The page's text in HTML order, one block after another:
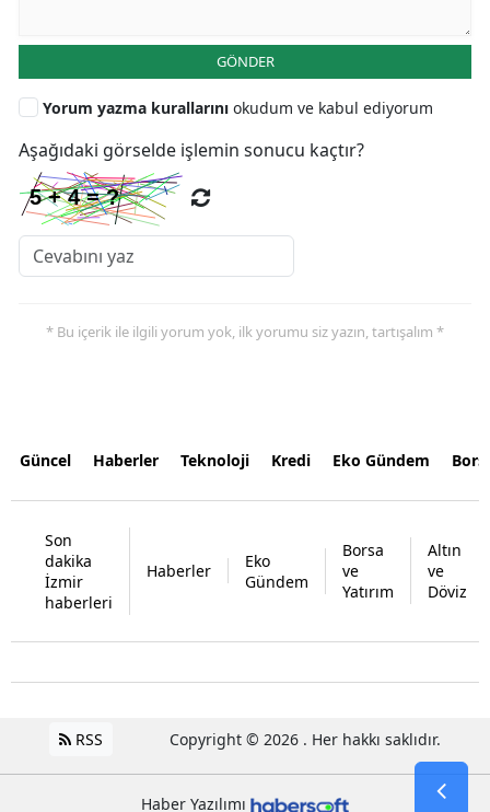
GÖNDER
Yorum yazma kurallarını okudum ve kabul ediyorum
Aşağıdaki görselde işlemin sonucu kaçtır?
* Bu içerik ile ilgili yorum yok, ilk yorumu siz yazın, tartışalım *
Güncel Haberler Teknoloji Kredi Eko Gündem
Son
dakika
İzmir
haberleri
Haberler
Eko
Gündem
Borsa
ve
Yatırım
Altın
ve
Döviz
RSS Copyright © 2026 . Her hakkı saklıdır.
Haber Yazılımı